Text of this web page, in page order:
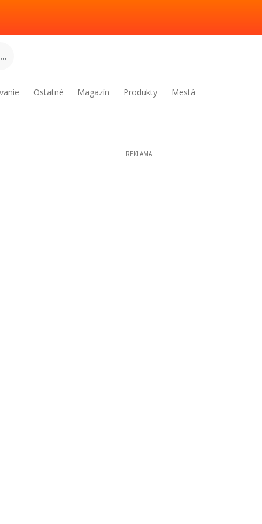
Ostatné Magazín Produkty Mestá
REKLAMA